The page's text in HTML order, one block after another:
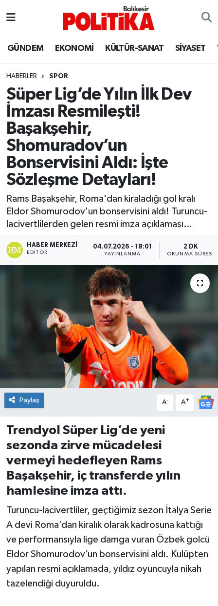
GÜNDEM EKONOMİ KÜLTÜR-SANAT SİYASET
HABERLER SPOR
Süper Lig’de Yılın İlk Dev
İmzası Resmileşti!
Başakşehir,
Shomuradov’un
Bonservisini Aldı: İşte
Sözleşme Detayları!
Rams Başakşehir, Roma'dan kiraladığı gol kralı
Eldor Shomurodov'un bonservisini aldı! Turuncu-
lacivertlilerden gelen resmi imza açıklaması…
HABER MERKEZI
EDITÖR
04.07.2026 - 18:01
YAYINLANMA
2 DK
OKUNMA SÜRESI
Paylaş A- A+
Trendyol Süper Lig’de yeni
sezonda zirve mücadelesi
vermeyi hedefleyen Rams
Başakşehir, iç transferde yılın
hamlesine imza attı.
Turuncu-lacivertliler, geçtiğimiz sezon İtalya Serie
A devi Roma’dan kiralık olarak kadrosuna kattığı
ve performansıyla lige damga vuran Özbek golcü
Eldor Shomurodov’un bonservisini aldı. Kulüpten
yapılan resmi açıklamada, yıldız oyuncuyla nikah
tazelendiği duyuruldu.
Ayvalık
Bandırma
Bigadiç
BİYOGRAFİLER
Burhaniye
ÇEVRE
EĞİTİM
EKONOMİ
Gönen
Havran
İvrindi
KENT GÜNDEMİ
Kepsut
KÜLTÜR-SANAT
MAGAZİN
MANŞET
Balıkesir Hava Durumu
Balıkesir Namaz Vakitleri
Balıkesir Trafik Yoğunluk Haritası
Süper Lig Puan Durumu ve Fikstür
Tüm Manşetler
Son Dakika Haberleri
Haber Arşivi